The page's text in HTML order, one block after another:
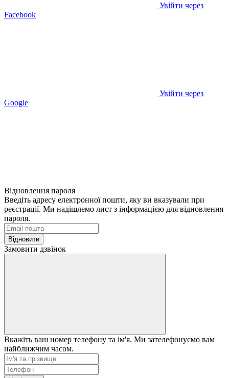
Увійти через
Facebook
Увійти через
Google
Відновлення пароля
Введіть адресу електронної пошти, яку ви вказували при
реєстрації. Ми надішлемо лист з інформацією для відновлення
пароля.
Відновити
Замовити дзвінок
Вкажіть ваш номер телефону та ім'я. Ми зателефонуємо вам
найближчим часом.